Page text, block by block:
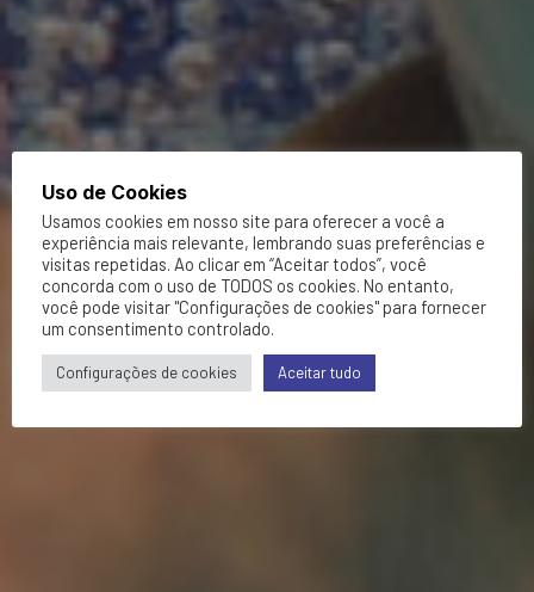
Uso de Cookies
Usamos cookies em nosso site para oferecer a você a
experiência mais relevante, lembrando suas preferências e
visitas repetidas. Ao clicar em “Aceitar todos”, você
concorda com o uso de TODOS os cookies. No entanto,
você pode visitar "Configurações de cookies" para fornecer
um consentimento controlado.
Configurações de cookies Aceitar tudo